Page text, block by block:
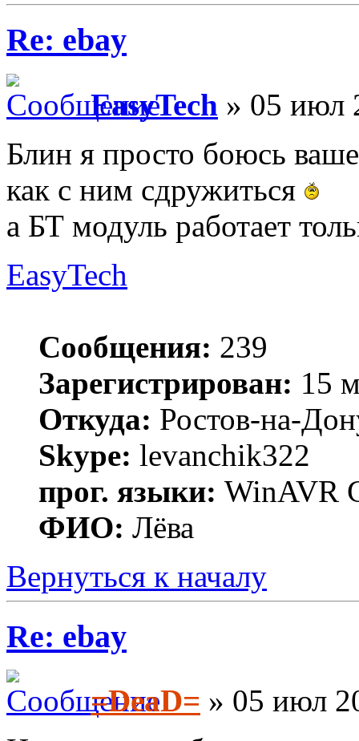
Re: ebay
EasyTech » 05 июл
Блин я просто боюсь
как с ним сдружиться
а БТ модуль работает
EasyTech
Сообщения: 239
Зарегистрирован: 15
Откуда: Ростов-на-
Skype: levanchik322
прог. языки: WinAVR
ФИО: Лёва
Вернуться к началу
Re: ebay
=DeaD= » 05 июл